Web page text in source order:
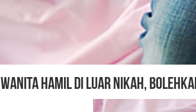
Wanita Hamil di Luar Nikah,